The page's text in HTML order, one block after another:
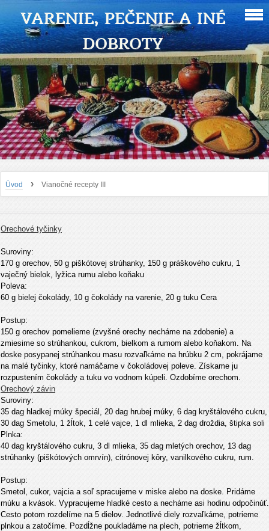
VARENIE, PEČENIE A INÉ
DOBROTY
Úvod › Vianočné recepty III
Orechové tyčinky
Suroviny:
170 g orechov, 50 g piškótovej strúhanky, 150 g práškového cukru, 1
vaječný bielok, lyžica rumu alebo koňaku
Poleva:
60 g bielej čokolády, 10 g čokolády na varenie, 20 g tuku Cera
Postup:
150 g orechov pomelieme (zvyšné orechy necháme na zdobenie) a
zmiesime so strúhankou, cukrom, bielkom a rumom alebo koňakom. Na
doske posypanej strúhankou masu rozvaľkáme na hrúbku 2 cm, pokrájame
na malé tyčinky, ktoré namáčame v čokoládovej poleve. Získame ju
rozpustením čokolády a tuku vo vodnom kúpeli. Ozdobíme orechom.
Orechový závin
Suroviny:
35 dag hladkej múky špeciál, 20 dag hrubej múky, 6 dag kryštálového cukru,
30 dag Smetolu, 1 žĺtok, 1 celé vajce, 1 dl mlieka, 2 dag droždia, štipka soli
Plnka:
40 dag kryštálového cukru, 3 dl mlieka, 35 dag mletých orechov, 13 dag
strúhanky (piškótových omrvín), citrónovej kôry, vanilkového cukru, rum.
Postup:
Smetol, cukor, vajcia a soľ spracujeme v miske alebo na doske. Pridáme
múku a kvások. Vypracujeme hladké cesto a necháme asi hodinu odpočinúť.
Cesto potom rozdelíme na 5 dielov. Jednotlivé diely rozvaľkáme, potrieme
plnkou a zatočíme. Pozdĺžne poukladáme na plech, potrieme žĺtkom,